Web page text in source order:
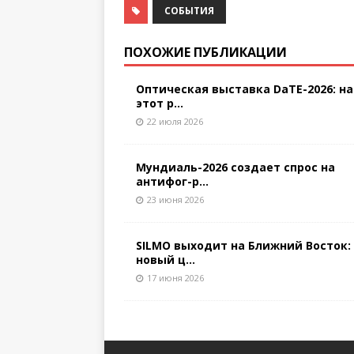
СОБЫТИЯ
ПОХОЖИЕ ПУБЛИКАЦИИ
Оптическая выставка DaTE-2026: на
этот р...
22 июля 2026
Мундиаль-2026 создает спрос на
антифог-р...
23 июня 2026
SILMO выходит на Ближний Восток:
новый ц...
17 июня 2026